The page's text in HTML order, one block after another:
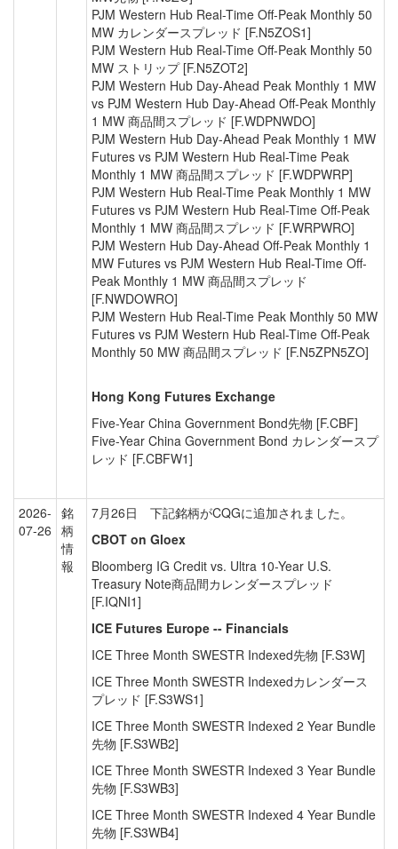
PJM Western Hub Real-Time Off-Peak Monthly 50
MW カレンダースプレッド [F.N5ZOS1]
PJM Western Hub Real-Time Off-Peak Monthly 50
MW ストリップ [F.N5ZOT2]
PJM Western Hub Day-Ahead Peak Monthly 1 MW
vs PJM Western Hub Day-Ahead Off-Peak Monthly
1 MW 商品間スプレッド [F.WDPNWDO]
PJM Western Hub Day-Ahead Peak Monthly 1 MW
Futures vs PJM Western Hub Real-Time Peak
Monthly 1 MW 商品間スプレッド [F.WDPWRP]
PJM Western Hub Real-Time Peak Monthly 1 MW
Futures vs PJM Western Hub Real-Time Off-Peak
Monthly 1 MW 商品間スプレッド [F.WRPWRO]
PJM Western Hub Day-Ahead Off-Peak Monthly 1
MW Futures vs PJM Western Hub Real-Time Off-
Peak Monthly 1 MW 商品間スプレッド
[F.NWDOWRO]
PJM Western Hub Real-Time Peak Monthly 50 MW
Futures vs PJM Western Hub Real-Time Off-Peak
Monthly 50 MW 商品間スプレッド [F.N5ZPN5ZO]
Hong Kong Futures Exchange
Five-Year China Government Bond先物 [F.CBF]
Five-Year China Government Bond カレンダースプ
レッド [F.CBFW1]
2026-
07-26
銘
柄
情
報
7月26日 下記銘柄がCQGに追加されました。
CBOT on Gloex
Bloomberg IG Credit vs. Ultra 10-Year U.S.
Treasury Note商品間カレンダースプレッド
[F.IQNI1]
ICE Futures Europe -- Financials
ICE Three Month SWESTR Indexed先物 [F.S3W]
ICE Three Month SWESTR Indexedカレンダース
プレッド [F.S3WS1]
ICE Three Month SWESTR Indexed 2 Year Bundle
先物 [F.S3WB2]
ICE Three Month SWESTR Indexed 3 Year Bundle
先物 [F.S3WB3]
ICE Three Month SWESTR Indexed 4 Year Bundle
先物 [F.S3WB4]